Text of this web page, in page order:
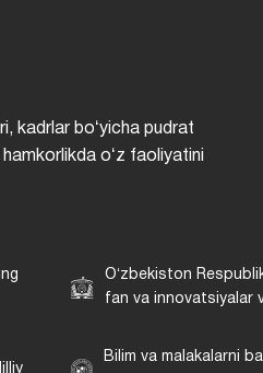
kadrlar boʻyicha pudrat
oʻz faoliyatini
Oʻzbekiston
fan va innovatsiyalar
Bilim va malakalarni